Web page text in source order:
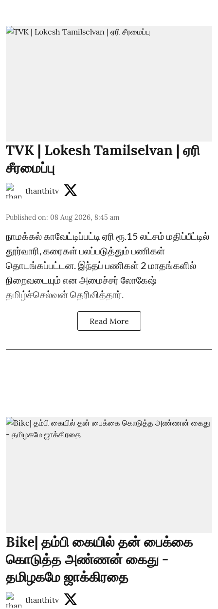
TVK | Lokesh Tamilselvan | ஏரி
சீரமைப்பு
thanthitv
Published on: 08 Aug 2026, 8:45 am
நாமக்கல் காவேட்டிப்பட்டி ஏரி ரூ.15 லட்சம் மதிப்பீட்டில்
தூர்வாரி, கரைகள் பலப்படுத்தும் பணிகள்
தொடங்கப்பட்டன. இந்தப் பணிகள் 2 மாதங்களில்
நிறைவடையும் என அமைச்சர் லோகேஷ்
தமிழ்ச்செல்வன் தெரிவித்தார்.
Read More
Bike| தம்பி கையில் தன் பைக்கை
கொடுத்த அண்ணன் கைது -
தமிழகமே ஜாக்கிரதை
thanthitv